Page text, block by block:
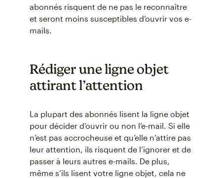
abonnés risquent de ne pas le reconnaître
et seront moins susceptibles d’ouvrir vos e-
mails.
Rédiger une ligne objet
attirant l’attention
La plupart des abonnés lisent la ligne objet
pour décider d’ouvrir ou non l’e-mail. Si elle
n’est pas accrocheuse et qu’elle n’attire pas
leur attention, ils risquent de l’ignorer et de
passer à leurs autres e-mails. De plus,
même s’ils lisent votre ligne objet, cela ne